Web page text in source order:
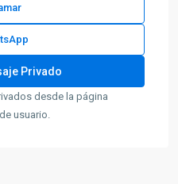
desde la página
usuario.